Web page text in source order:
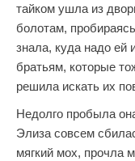
тайком ушла из
болотам,
знала, куда надо ей
братьям, которые
решила искать их
Недолго пробыла
Элиза совсем
мягкий мох, прочла